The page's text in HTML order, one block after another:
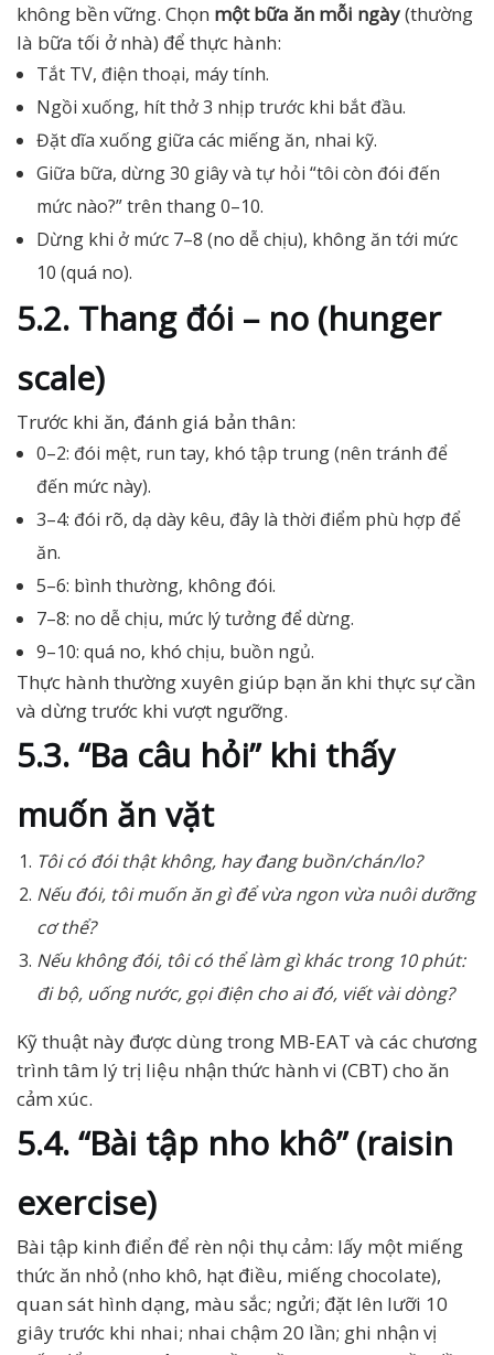
không bền vững. Chọn một bữa ăn mỗi ngày(thường
là bữa tối ở nhà) để thực hành:
Tắt TV, điện thoại, máy tính.
Ngồi xuống, hít thở 3 nhịp trước khi bắt đầu.
Đặt dĩa xuống giữa các miếng ăn, nhai kỹ.
Giữa bữa, dừng 30 giây và tự hỏi “tôi còn đói đến
mức nào?” trên thang 0–10.
Dừng khi ở mức 7–8 (no dễ chịu), không ăn tới mức
10 (quá no).
5.2. Thang đói – no (hunger
scale)
Trước khi ăn, đánh giá bản thân:
0–2: đói mệt, run tay, khó tập trung (nên tránh để
đến mức này).
3–4: đói rõ, dạ dày kêu, đây là thời điểm phù hợp để
ăn.
5–6: bình thường, không đói.
7–8: no dễ chịu, mức lý tưởng để dừng.
9–10: quá no, khó chịu, buồn ngủ.
Thực hành thường xuyên giúp bạn ăn khi thực sự cần
và dừng trước khi vượt ngưỡng.
5.3. “Ba câu hỏi” khi thấy
muốn ăn vặt
Tôi có đói thật không, hay đang buồn/chán/lo?
Nếu đói, tôi muốn ăn gì để vừa ngon vừa nuôi dưỡng
cơ thể?
Nếu không đói, tôi có thể làm gì khác trong 10 phút:
đi bộ, uống nước, gọi điện cho ai đó, viết vài dòng?
Kỹ thuật này được dùng trong MB-EAT và các chương
trình tâm lý trị liệu nhận thức hành vi (CBT) cho ăn
cảm xúc.
5.4. “Bài tập nho khô” (raisin
exercise)
Bài tập kinh điển để rèn nội thụ cảm: lấy một miếng
thức ăn nhỏ (nho khô, hạt điều, miếng chocolate),
quan sát hình dạng, màu sắc; ngửi; đặt lên lưỡi 10
giây trước khi nhai; nhai chậm 20 lần; ghi nhận vị